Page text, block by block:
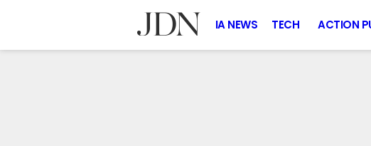
IA NEWS TECH ACTION